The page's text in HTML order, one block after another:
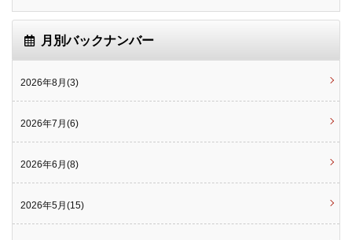
月別バックナンバー
2026年8月(3)
2026年7月(6)
2026年6月(8)
2026年5月(15)